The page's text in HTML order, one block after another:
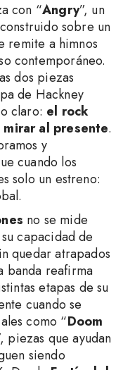
con “Angry”, un
sobre un
remite a himnos
contemporáneo.
dos piezas
de Hackney
claro: el rock
al presente.
y
cuando los
solo un estreno:
no se mide
capacidad de
quedar atrapados
banda reafirma
etapas de su
cuando se
como “Doom
piezas que ayudan
siendo